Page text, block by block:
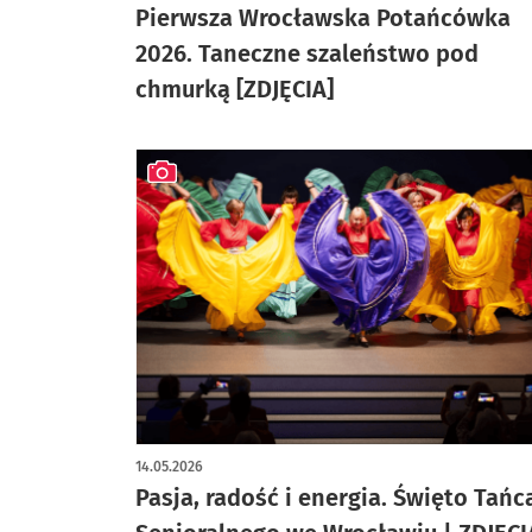
Pierwsza Wrocławska Potańcówka
2026. Taneczne szaleństwo pod
chmurką [ZDJĘCIA]
Pasja, radość i energia. Święto
14.05.2026
artykuł z galerią zdjęć